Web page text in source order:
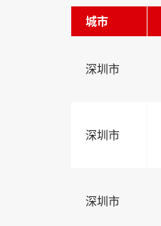
城市
深圳市
深圳市
深圳市